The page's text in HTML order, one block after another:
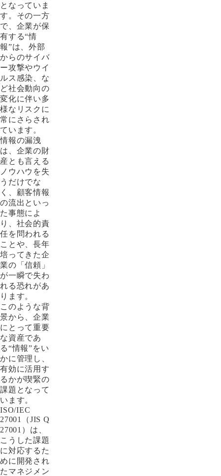
となっていま
す。その一方
で、企業が保
有する“情
報”は、外部
からのサイバ
ー攻撃やウイ
ルス感染、な
ど社会動向の
変化に伴い多
様なリスクに
常にさらされ
ています。
情報の漏洩
は、企業の財
産とも言える
ノウハウを失
うだけでな
く、顧客情報
の流出といっ
た事態によ
り、社会的責
任を問われる
ことや、長年
培ってきた企
業の「信頼」
が一瞬で失わ
れる恐れがあ
ります。
このような背
景から、企業
にとって重要
な資産であ
る“情報”をい
かに管理し、
有効に活用す
るかが喫緊の
課題となって
います。
ISO/IEC
27001（JIS Q
27001）は、
こうした課題
に対応するた
めに開発され
たマネジメン